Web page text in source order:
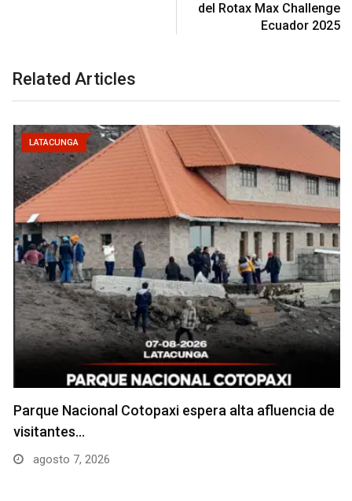
del Rotax Max Challenge
Ecuador 2025
Related Articles
LATACUNGA
Parque Nacional Cotopaxi espera alta afluencia de
visitantes…
agosto 7, 2026